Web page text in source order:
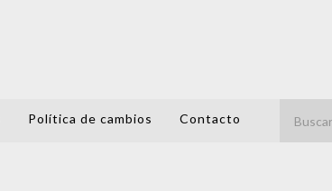
Política de cambios Contacto